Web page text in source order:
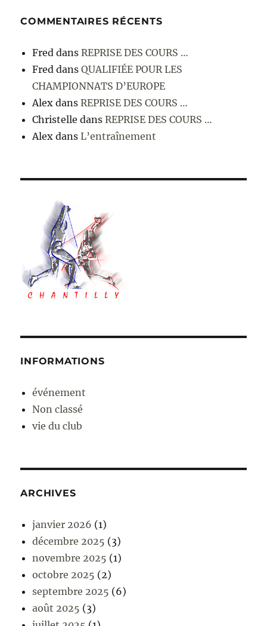
COMMENTAIRES RÉCENTS
Fred dansREPRISE DES COURS …
Fred dansQUALIFIÉE POUR LES
CHAMPIONNATS D’EUROPE
Alex dansREPRISE DES COURS …
Christelle dansREPRISE DES COURS …
Alex dansL’entraînement
INFORMATIONS
événement
Non classé
vie du club
ARCHIVES
janvier 2026 (1)
décembre 2025 (3)
novembre 2025 (1)
octobre 2025 (2)
septembre 2025 (6)
août 2025 (3)